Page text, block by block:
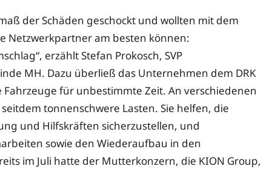
der Schäden geschockt und wollten mit dem
Netzwerkpartner am besten können:
erzählt Stefan Prokosch, SVP
MH. Dazu überließ das Unternehmen dem DRK
für unbestimmte Zeit. An verschiedenen
tonnenschwere Lasten. Sie helfen, die
und Hilfskräften sicherzustellen, und
sowie den Wiederaufbau in den
im Juli hatte der Mutterkonzern, die KION Group,